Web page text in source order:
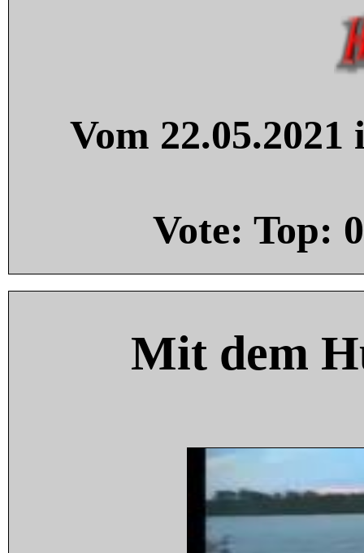
Vom
Vote: Top: 0
Mit dem